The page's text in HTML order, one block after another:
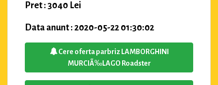
Pret : 3040 Lei
Data anunt : 2020-05-22 01:30:02
Cere oferta parbriz LAMBORGHINI
MURCIÃ‰LAGO Roadster